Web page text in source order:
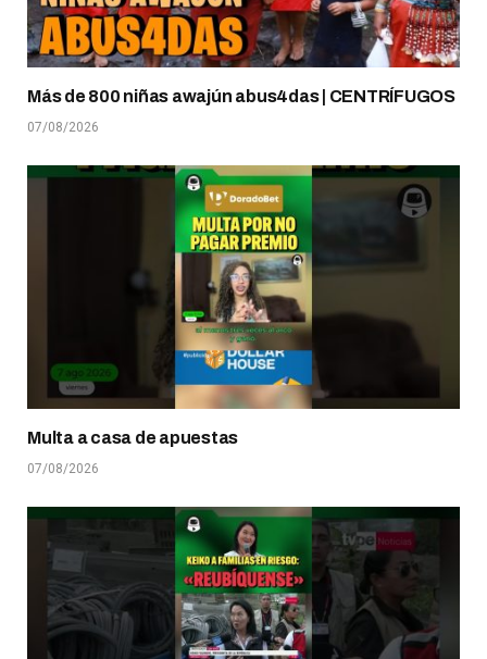
Más de 800 niñas awajún abus4das | CENTRÍFUGOS
07/08/2026
Multa a casa de apuestas
07/08/2026